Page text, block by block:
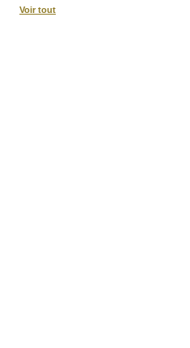
Voir tout